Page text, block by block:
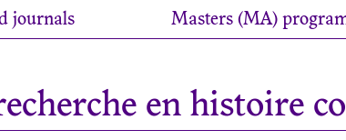
journals Masters (MA)
en histoire